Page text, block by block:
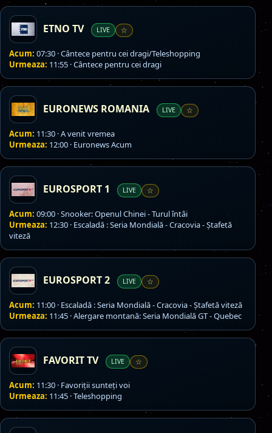
ETNO TV LIVE ☆
Acum: 07:30 · Cântece pentru cei dragi/Teleshopping
Urmeaza: 11:55 · Cântece pentru cei dragi
EURONEWS ROMANIA LIVE ☆
Acum: 11:30 · A venit vremea
Urmeaza: 12:00 · Euronews Acum
EUROSPORT 1 LIVE ☆
Acum: 09:00 · Snooker: Openul Chinei - Turul întâi
Urmeaza: 12:30 · Escaladă : Seria Mondială - Cracovia - Ștafetă
viteză
EUROSPORT 2 LIVE ☆
Acum: 11:00 · Escaladă : Seria Mondială - Cracovia - Ștafetă viteză
Urmeaza: 11:45 · Alergare montană: Seria Mondială GT - Quebec
FAVORIT TV LIVE ☆
Acum: 11:30 · Favoriţii sunteţi voi
Urmeaza: 11:45 · Teleshopping